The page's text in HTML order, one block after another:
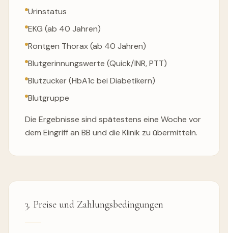
Urinstatus
EKG (ab 40 Jahren)
Röntgen Thorax (ab 40 Jahren)
Blutgerinnungswerte (Quick/INR, PTT)
Blutzucker (HbA1c bei Diabetikern)
Blutgruppe
Die Ergebnisse sind spätestens eine Woche vor
dem Eingriff an BB und die Klinik zu übermitteln.
3. Preise und Zahlungsbedingungen